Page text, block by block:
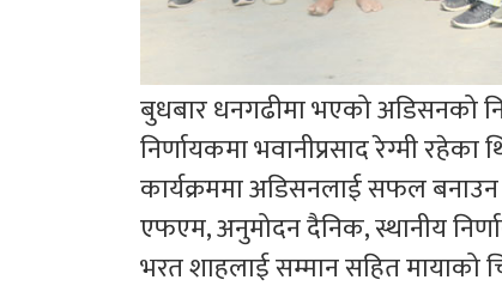
बुधबार धनगढीमा भएको अडिसनको
निर्णायकमा भवानीप्रसाद रेग्मी रहेका
कार्यक्रममा अडिसनलाई सफल
एफएम, अनुमोदन दैनिक, स्थानीय
भरत शाहलाई सम्मान सहित मायाको